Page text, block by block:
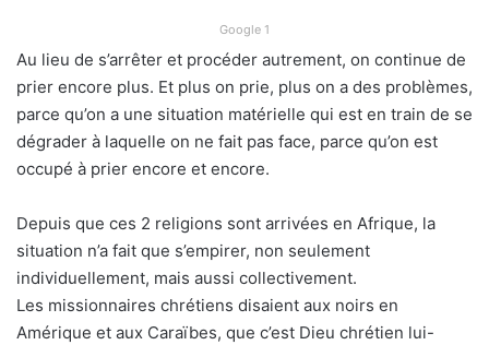
Google 1
Au lieu de s’arrêter et procéder autrement, on continue de
prier encore plus. Et plus on prie, plus on a des problèmes,
parce qu’on a une situation matérielle qui est en train de se
dégrader à laquelle on ne fait pas face, parce qu’on est
occupé à prier encore et encore.
Depuis que ces 2 religions sont arrivées en Afrique, la
situation n’a fait que s’empirer, non seulement
individuellement, mais aussi collectivement.
Les missionnaires chrétiens disaient aux noirs en
Amérique et aux Caraïbes, que c’est Dieu chrétien lui-